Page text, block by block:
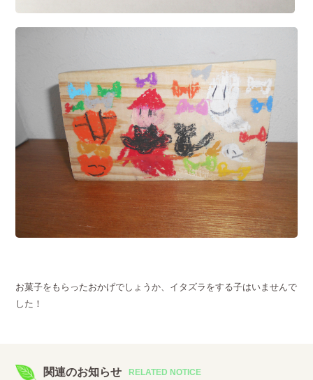
お菓子をもらったおかげでしょうか、イタズラをする子はいませんで
した！
関連のお知らせ RELATED NOTICE